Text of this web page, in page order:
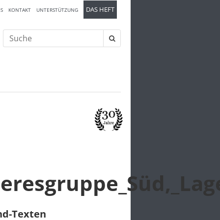
KONTAKT UNTERSTÜTZUNG DAS HEFT
Suche
nach:
Texten